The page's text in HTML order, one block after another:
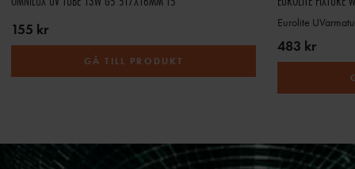
155 kr
GÅ TILL PRODUKT
Eurolite
483 kr